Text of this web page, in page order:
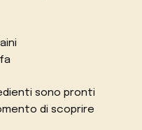
sono pronti
di scoprire